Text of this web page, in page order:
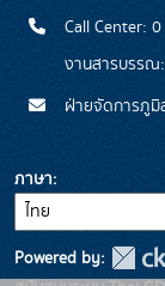
Call Center:
งานสารบรร
ฝ่ายจัดการภูมิ
ภาษา
Powered by: